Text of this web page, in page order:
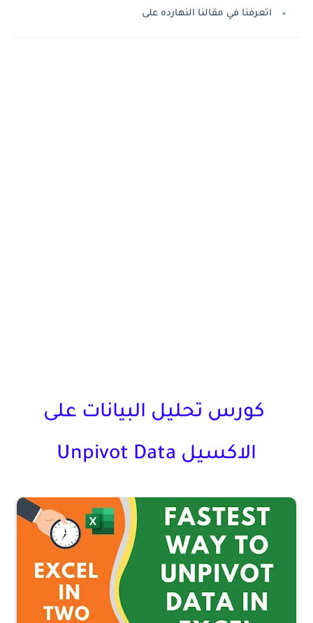
اتعرفنا في مقالنا النهارده على
كورس تحليل البيانات على
الاكسيل Unpivot Data